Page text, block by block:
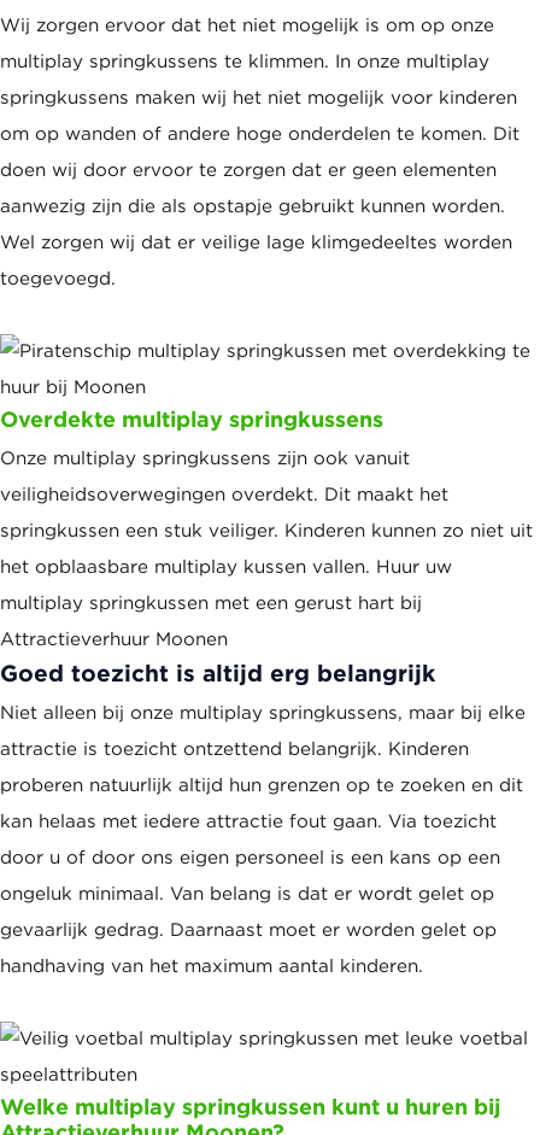
Wij zorgen ervoor dat het niet mogelijk is om op onze
multiplay springkussens te klimmen. In onze multiplay
springkussens maken wij het niet mogelijk voor kinderen
om op wanden of andere hoge onderdelen te komen. Dit
doen wij door ervoor te zorgen dat er geen elementen
aanwezig zijn die als opstapje gebruikt kunnen worden.
Wel zorgen wij dat er veilige lage klimgedeeltes worden
toegevoegd.
Overdekte multiplay springkussens
Onze multiplay springkussens zijn ook vanuit
veiligheidsoverwegingen overdekt. Dit maakt het
springkussen een stuk veiliger. Kinderen kunnen zo niet uit
het opblaasbare multiplay kussen vallen. Huur uw
multiplay springkussen met een gerust hart bij
Attractieverhuur Moonen
Goed toezicht is altijd erg belangrijk
Niet alleen bij onze multiplay springkussens, maar bij elke
attractie is toezicht ontzettend belangrijk. Kinderen
proberen natuurlijk altijd hun grenzen op te zoeken en dit
kan helaas met iedere attractie fout gaan. Via toezicht
door u of door ons eigen personeel is een kans op een
ongeluk minimaal. Van belang is dat er wordt gelet op
gevaarlijk gedrag. Daarnaast moet er worden gelet op
handhaving van het maximum aantal kinderen.
Welke multiplay springkussen kunt u huren bij